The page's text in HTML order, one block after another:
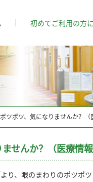
初めてご利用の方
ツポツ、気になりませんか？
り、眼のまわりのポツポ